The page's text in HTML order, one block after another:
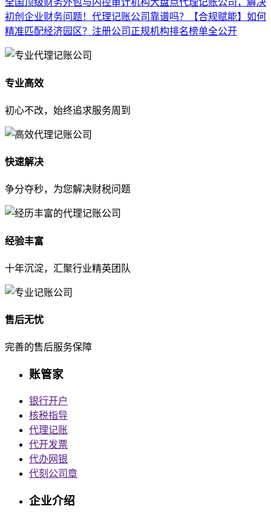
全国顶级财务外包与内控审计机构大盘点代理记账公司，解决
初创企业财务问题！ 代理记账公司靠谱吗？
【合规赋能】如何
精准匹配经济园区？注册公司正规机构排名榜单全公开
专业高效
初心不改，始终追求服务周到
快速解决
争分夺秒，为您解决财税问题
经验丰富
十年沉淀，汇聚行业精英团队
售后无忧
完善的售后服务保障
账管家
银行开户
核税指导
代理记账
代开发票
代办网银
代刻公司章
企业介绍